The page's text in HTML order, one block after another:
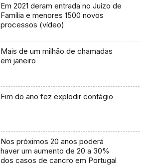
Em 2021 deram entrada no Juízo de
Família e menores 1500 novos
processos (vídeo)
Mais de um milhão de chamadas
em janeiro
Fim do ano fez explodir contágio
Nos próximos 20 anos poderá
haver um aumento de 20 a 30%
dos casos de cancro em Portugal